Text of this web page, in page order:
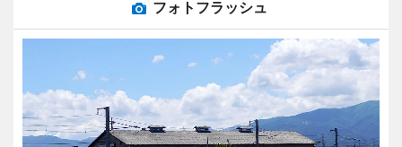
フォトフラッシュ